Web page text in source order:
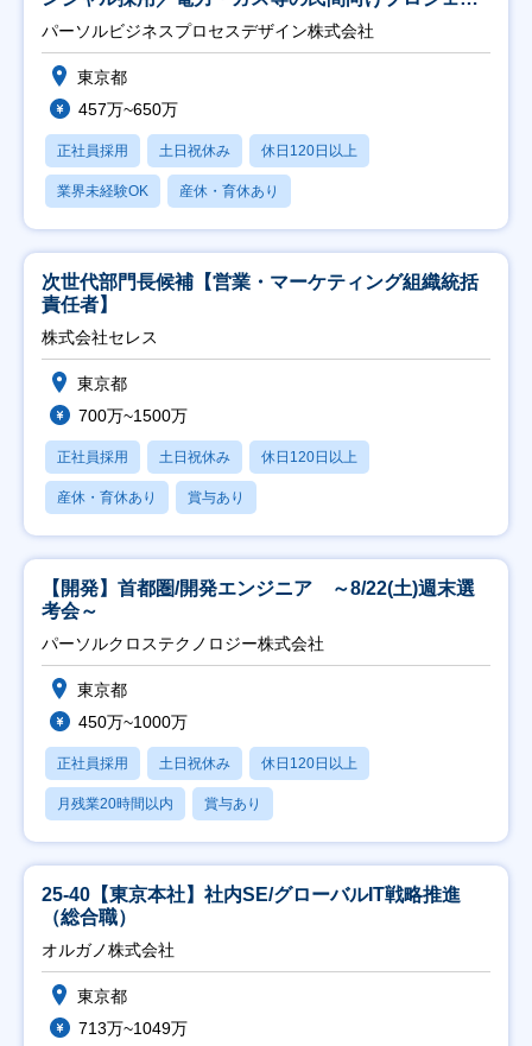
ト推進】
パーソルビジネスプロセスデザイン株式会社
東京都
457万~650万
正社員採用 土日祝休み 休日120日以上
業界未経験OK 産休・育休あり
次世代部門長候補【営業・マーケティング組織統括
責任者】
株式会社セレス
東京都
700万~1500万
正社員採用 土日祝休み 休日120日以上
産休・育休あり 賞与あり
【開発】首都圏/開発エンジニア ～8/22(土)週末選
考会～
パーソルクロステクノロジー株式会社
東京都
450万~1000万
正社員採用 土日祝休み 休日120日以上
月残業20時間以内 賞与あり
25-40【東京本社】社内SE/グローバルIT戦略推進
（総合職）
オルガノ株式会社
東京都
713万~1049万